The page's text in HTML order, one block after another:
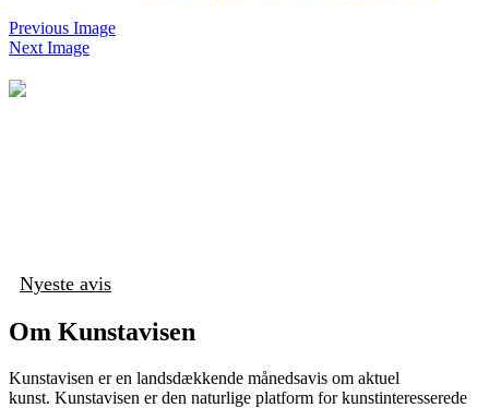
Previous Image
Next Image
Nyeste avis
Om Kunstavisen
Kunstavisen er en landsdækkende månedsavis om aktuel
kunst. Kunstavisen er den naturlige platform for kunstinteresserede